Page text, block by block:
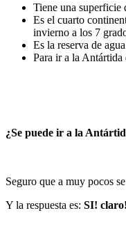
Tiene una superficie
Es el cuarto
invierno a los 7
Es la reserva de
Para ir a la Antártida
¿Se puede ir a la
Seguro que a muy pocos
Y la respuesta es: SI! claro!